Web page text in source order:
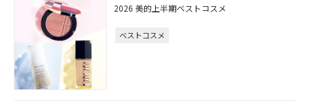
2026 美的上半期ベストコスメ
ベストコスメ